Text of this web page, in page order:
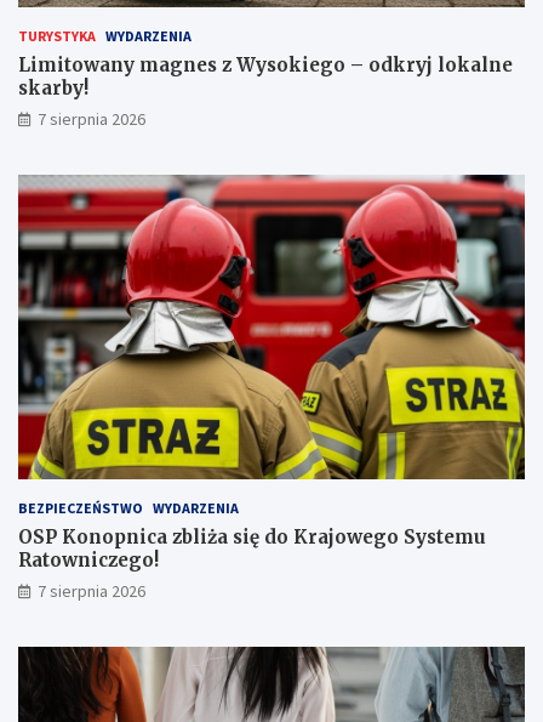
i
e
c
z
n
a
y
ż
s
z
ą
l
c
z
b
ą
a
a
ż
e
r
!
s
k
a
r
b
y
TURYSTYKA WYDARZENIA
Limitowany magnes z Wysokiego – odkryj lokalne
skarby!
7 sierpnia 2026
BEZPIECZEŃSTWO WYDARZENIA
OSP Konopnica zbliża się do Krajowego Systemu
Ratowniczego!
7 sierpnia 2026